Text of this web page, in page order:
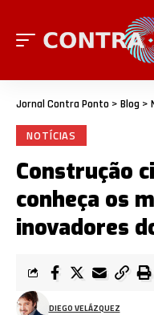
Jornal Contra Ponto > Blog >
NOTÍCIAS
Construção
conheça os
inovadores
DIEGO VELÁZQUEZ